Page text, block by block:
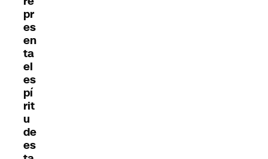
pr
es
en
ta
el
es
pí
rit
u
de
es